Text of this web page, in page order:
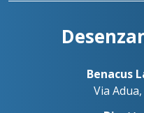
Benacus
Via Adua,